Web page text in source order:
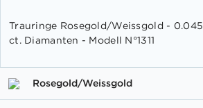
der
Bildgalerie
Trauringe Rosegold/Weissgold - 0.045
ct. Diamanten - Modell N°1311
Rosegold/Weissgold